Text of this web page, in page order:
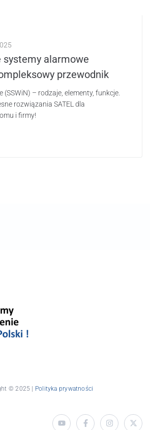
systemy alarmowe
przewodnik
(SSWiN) – rodzaje, elementy, funkcje.
rozwiązania SATEL dla
i firmy!
© 2025 | Polityka prywatności